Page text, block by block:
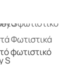
Φωτιστικά
φωτιστικό
S